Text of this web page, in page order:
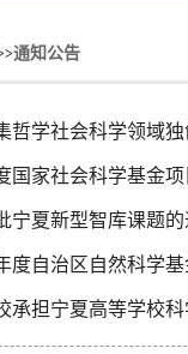
通知公告
哲学社会科学领域
国家社会科学基金
宁夏新型智库课题的
度自治区自然科学
承担宁夏高等学校